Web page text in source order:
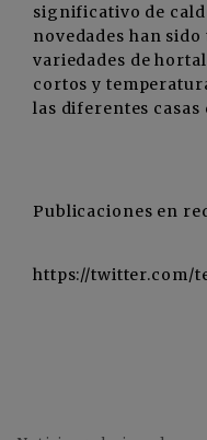
significativo de
novedades han
variedades de
cortos y
las diferentes casas
Publicaciones en
https://twitter.com/